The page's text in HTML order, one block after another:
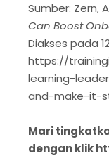
Sumber: Zern,
Can Boost
Diakses pada
https://
learning-
and-make-it-
Mari
dengan klik